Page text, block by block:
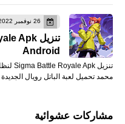
26 نوفمبر 2022
Android
محمد تحميل لعبة الباتل رويال
مشاركات عشوائية